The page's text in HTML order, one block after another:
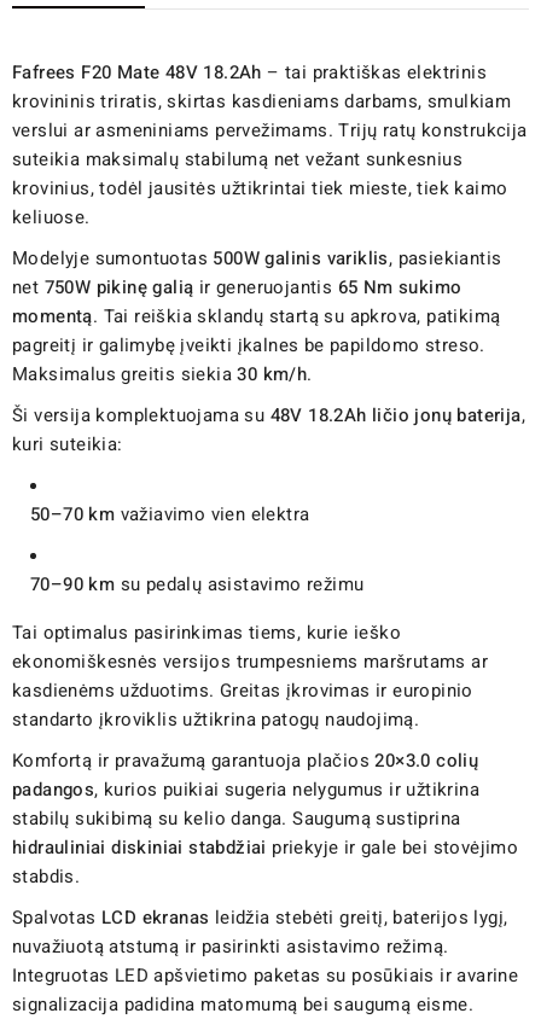
Fafrees F20 Mate 48V 18.2Ah – tai praktiškas elektrinis
krovininis triratis, skirtas kasdieniams darbams, smulkiam
verslui ar asmeniniams pervežimams. Trijų ratų konstrukcija
suteikia maksimalų stabilumą net vežant sunkesnius
krovinius, todėl jausitės užtikrintai tiek mieste, tiek kaimo
keliuose.
Modelyje sumontuotas 500W galinis variklis, pasiekiantis
net 750W pikinę galią ir generuojantis 65 Nm sukimo
momentą. Tai reiškia sklandų startą su apkrova, patikimą
pagreitį ir galimybę įveikti įkalnes be papildomo streso.
Maksimalus greitis siekia30 km/h.
Ši versija komplektuojama su 48V 18.2Ah ličio jonų baterija,
kuri suteikia:
50–70 km važiavimo vien elektra
70–90 km su pedalų asistavimo režimu
Tai optimalus pasirinkimas tiems, kurie ieško
ekonomiškesnės versijos trumpesniems maršrutams ar
kasdienėms užduotims. Greitas įkrovimas ir europinio
standarto įkroviklis užtikrina patogų naudojimą.
Komfortą ir pravažumą garantuoja plačios20×3.0 colių
padangos, kurios puikiai sugeria nelygumus ir užtikrina
stabilų sukibimą su kelio danga. Saugumą sustiprina
hidrauliniai diskiniai stabdžiai priekyje ir gale bei stovėjimo
stabdis.
Spalvotas LCD ekranas leidžia stebėti greitį, baterijos lygį,
nuvažiuotą atstumą ir pasirinkti asistavimo režimą.
Integruotas LED apšvietimo paketas su posūkiais ir avarine
signalizacija padidina matomumą bei saugumą eisme.